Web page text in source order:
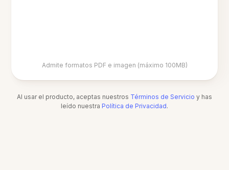
Admite formatos PDF e imagen (máximo 100MB)
Al usar el producto, aceptas nuestros Términos de Servicio y has
leído nuestra Política de Privacidad.